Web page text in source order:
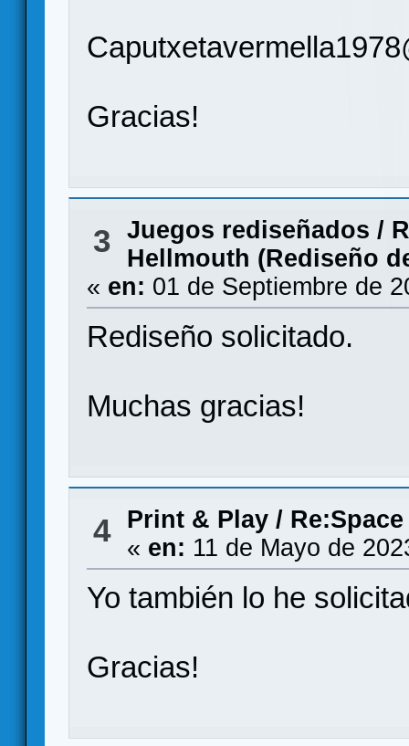
Gracias!
3 Juegos rediseñados /
Hellmouth (Rediseño
« en: 01 de Septiembre de
Rediseño solicitado.
Muchas gracias!
4 Print & Play/
« en: 11 de Mayo de
Yo también lo he
Gracias!